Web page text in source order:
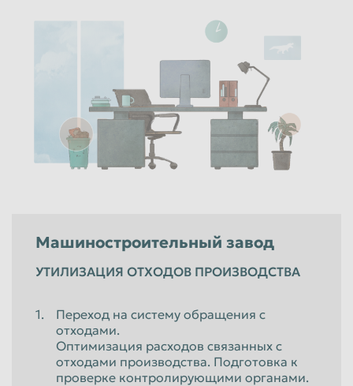
Машиностроительный завод
УТИЛИЗАЦИЯ ОТХОДОВ ПРОИЗВОДСТВА
Переход на систему обращения с
отходами.
Оптимизация расходов связанных с
отходами производства. Подготовка к
проверке контролирующими органами.